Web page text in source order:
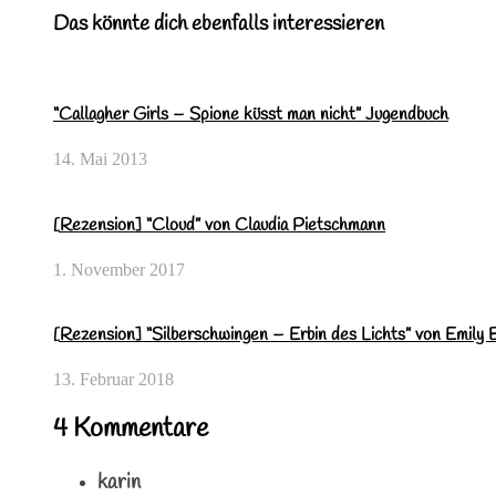
Das könnte dich ebenfalls interessieren
“Callagher Girls – Spione küsst man nicht” Jugendbuch
14. Mai 2013
[Rezension] “Cloud” von Claudia Pietschmann
1. November 2017
[Rezension] “Silberschwingen – Erbin des Lichts” von Emily
13. Februar 2018
4 Kommentare
karin